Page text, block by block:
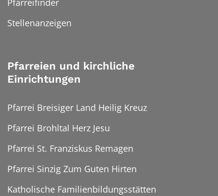
Pfarreifinder
Stellenanzeigen
Pfarreien und kirchliche
Einrichtungen
Pfarrei Breisiger Land Heilig Kreuz
Pfarrei Brohltal Herz Jesu
Pfarrei St. Franziskus Remagen
Pfarrei Sinzig Zum Guten Hirten
Katholische Familienbildungsstätten